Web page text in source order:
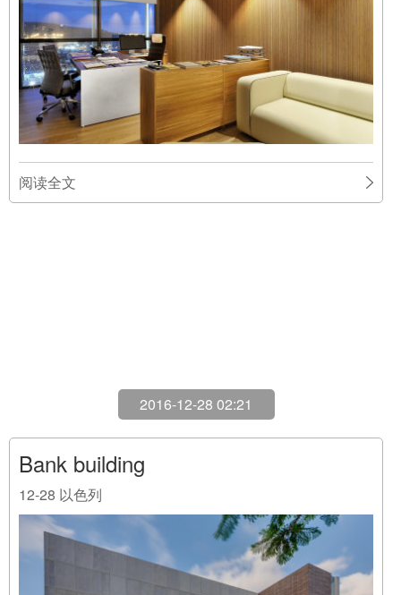
阅读全文
2016-12-28 02:21
Bank building
12-28 以色列